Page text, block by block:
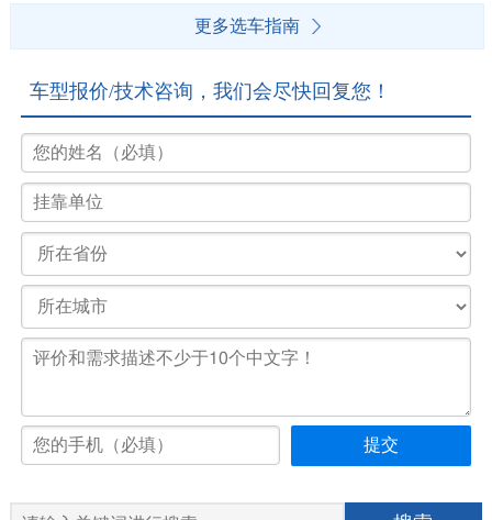
更多选车指南
车型报价/技术咨询，我们会尽快回复您！